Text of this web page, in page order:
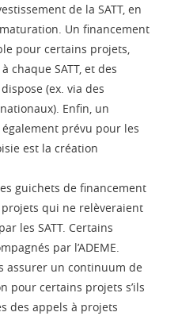
de la SATT, en
Un financement
pour certains projets,
chaque SATT, et des
(ex. via des
Enfin, un
prévu pour les
est la création
guichets de financement
qui ne relèveraient
les SATT. Certains
par l’ADEME.
assurer un continuum de
pour certains projets s’ils
des appels à projets